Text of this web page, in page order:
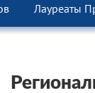
Лауреаты